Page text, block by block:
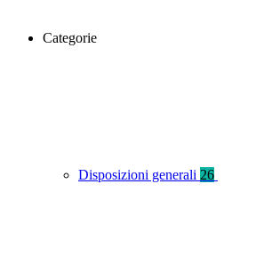
Categorie
Disposizioni generali 26